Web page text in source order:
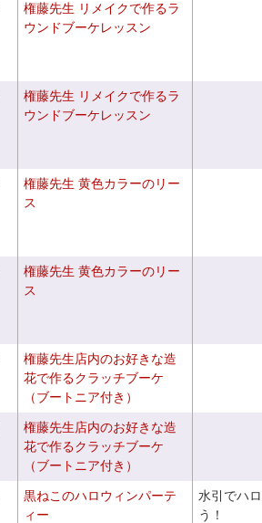
権藤先生 リメイクで作るラ
ウンドブーケレッスン
権藤先生 リメイクで作るラ
ウンドブーケレッスン
権藤先生 黄色カラーのリー
ス
権藤先生 黄色カラーのリー
ス
権藤先生店内のお好きな造
花で作るクラッチブーケ
（ブートニア付き）
権藤先生店内のお好きな造
花で作るクラッチブーケ
（ブートニア付き）
黒ねこのハロウィンパーテ
ィー
水引でハ
う！